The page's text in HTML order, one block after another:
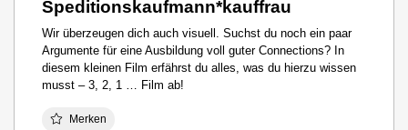
Speditionskaufmann*kauffrau
Wir überzeugen dich auch visuell. Suchst du noch ein paar
Argumente für eine Ausbildung voll guter Connections? In
diesem kleinen Film erfährst du alles, was du hierzu wissen
musst – 3, 2, 1 … Film ab!
Merken